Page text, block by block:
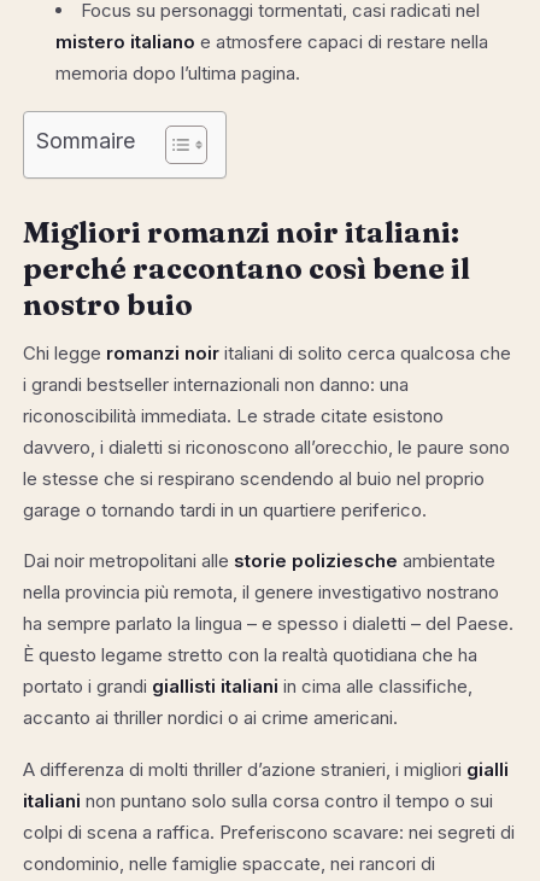
Focus su personaggi tormentati, casi radicati nel
mistero italiano e atmosfere capaci di restare nella
memoria dopo l’ultima pagina.
Sommaire
Migliori romanzi noir italiani:
perché raccontano così bene il
nostro buio
Chi legge romanzi noiritaliani di solito cerca qualcosa che
i grandi bestseller internazionali non danno: una
riconoscibilità immediata. Le strade citate esistono
davvero, i dialetti si riconoscono all’orecchio, le paure sono
le stesse che si respirano scendendo al buio nel proprio
garage o tornando tardi in un quartiere periferico.
Dai noir metropolitani alle storie poliziesche ambientate
nella provincia più remota, il genere investigativo nostrano
ha sempre parlato la lingua – e spesso i dialetti – del Paese.
È questo legame stretto con la realtà quotidiana che ha
portato i grandi giallisti italiani in cima alle classifiche,
accanto ai thriller nordici o ai crime americani.
A differenza di molti thriller d’azione stranieri, i migliori gialli
italiani non puntano solo sulla corsa contro il tempo o sui
colpi di scena a raffica. Preferiscono scavare: nei segreti di
condominio, nelle famiglie spaccate, nei rancori di